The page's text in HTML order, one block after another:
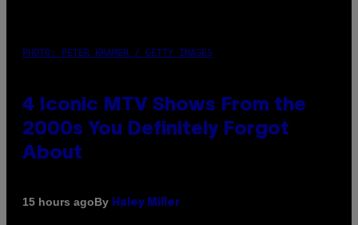
PHOTO: PETER KRAMER / GETTY IMAGES
4 Iconic MTV Shows From the
2000s You Definitely Forgot
About
15 hours agoBy Haley Miller